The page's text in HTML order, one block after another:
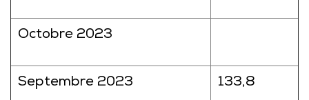
Octobre 2023
Septembre 2023 133,8